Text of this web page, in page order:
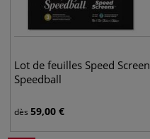
Lot de feuilles Speed Screen
Speedball
dès 59,00 €